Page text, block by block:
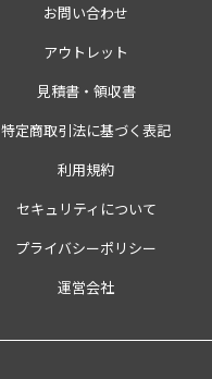
お問い合わせ
アウトレット
見積書・領収書
特定商取引法に基づく表記
利用規約
セキュリティについて
プライバシーポリシー
運営会社